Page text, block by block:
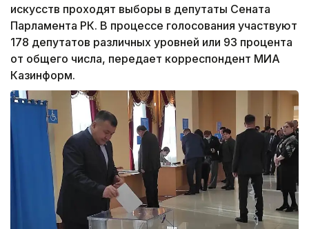
искусств проходят выборы в депутаты Сената
Парламента РК. В процессе голосования участвуют
178 депутатов различных уровней или 93 процента
от общего числа, передает корреспондент МИА
Казинформ.